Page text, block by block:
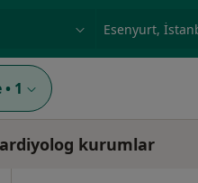
örnek: İstanbul
• 1
kurumlar